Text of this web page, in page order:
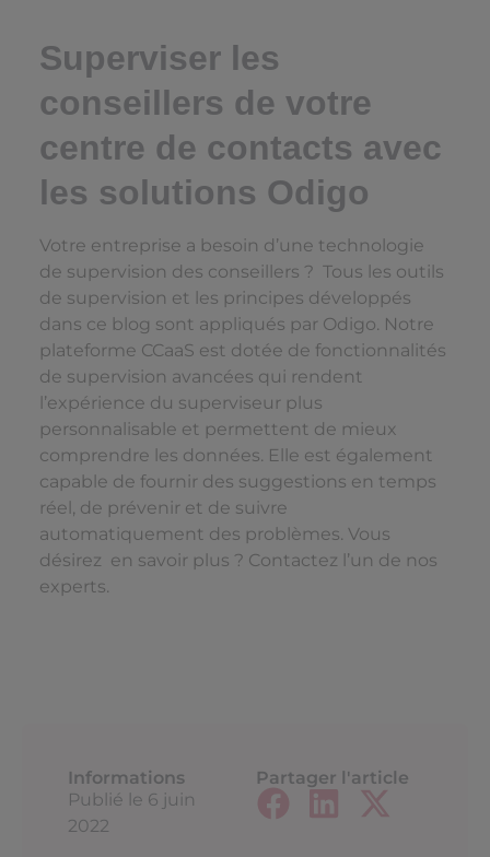
Superviser les
conseillers de votre
centre de contacts avec
les solutions Odigo
Votre entreprise a besoin d’une technologie
de supervision des conseillers ? Tous les outils
de supervision et les principes développés
dans ce blog sont appliqués par Odigo. Notre
plateforme CCaaS est dotée de fonctionnalités
de supervision avancées qui rendent
l’expérience du superviseur plus
personnalisable et permettent de mieux
comprendre les données. Elle est également
capable de fournir des suggestions en temps
réel, de prévenir et de suivre
automatiquement des problèmes. Vous
désirez en savoir plus ? Contactez l’un de nos
experts.
Informations
Publié le 6 juin
2022
Partager l'article